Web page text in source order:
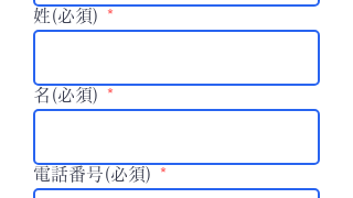
姓(必須)
名(必須)
電話番号(必須)